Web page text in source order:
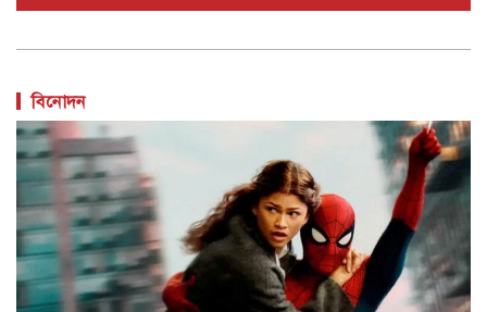
বিনোদন